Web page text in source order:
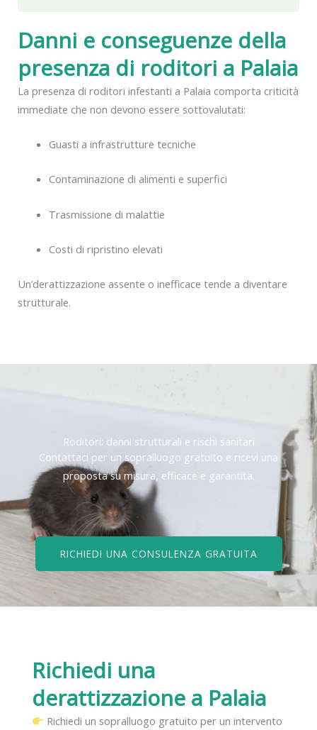
Danni e conseguenze della
presenza di roditori a Palaia
La presenza di roditori infestanti a Palaia comporta criticità
immediate che non devono essere sottovalutati:
Guasti a infrastrutture tecniche
Contaminazione di alimenti e superfici
Trasmissione di malattie
Costi di ripristino elevati
Un’derattizzazione assente o inefficace tende a diventare
strutturale.
Roditori: danni strutturali e rischi sanitari
Contattaci per un sopralluogo gratuito e ricevi una
proposta su misura, efficace e garantita.
RICHIEDI UNA CONSULENZA GRATUITA
Richiedi una
derattizzazione a Palaia
Richiedi un sopralluogo gratuito per un intervento